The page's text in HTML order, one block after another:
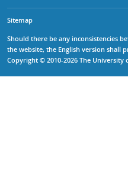
Sitemap
Should there be any inconsistencies
the website, the English version shall
Copyright © 2010-2026 The University